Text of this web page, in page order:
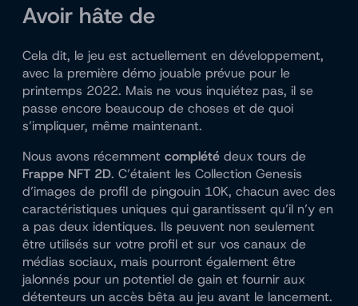
Avoir hâte de
Cela dit, le jeu est actuellement en développement,
avec la première démo jouable prévue pour le
printemps 2022. Mais ne vous inquiétez pas, il se
passe encore beaucoup de choses et de quoi
s’impliquer, même maintenant.
Nous avons récemment complété deux tours de
Frappe NFT 2D. C’étaient les Collection Genesis
d’images de profil de pingouin 10K, chacun avec des
caractéristiques uniques qui garantissent qu’il n’y en
a pas deux identiques. Ils peuvent non seulement
être utilisés sur votre profil et sur vos canaux de
médias sociaux, mais pourront également être
jalonnés pour un potentiel de gain et fournir aux
détenteurs un accès bêta au jeu avant le lancement.